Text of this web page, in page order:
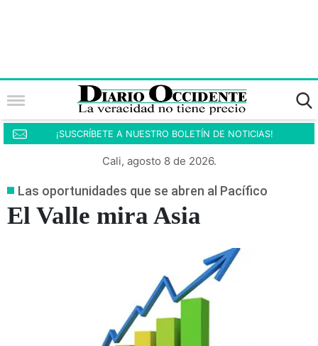
¡SUSCRÍBETE A NUESTRO BOLETÍN DE NOTICIAS!
Cali, agosto 8 de 2026.
Las oportunidades que se abren al Pacífico
El Valle mira Asia